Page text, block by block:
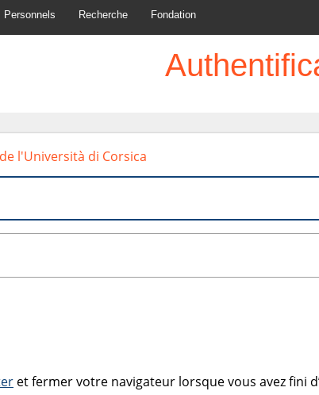
Personnels Recherche Fondation
l'Università di Corsica
et fermer votre navigateur lorsque vous avez fini